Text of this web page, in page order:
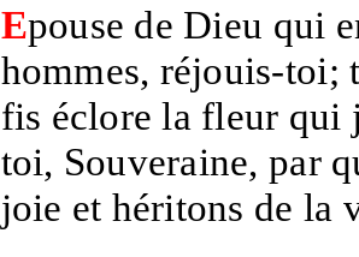
Epouse de Dieu qui
hommes, réjouis-toi;
fis éclore la fleur qui
toi, Souveraine, par
joie et héritons de la